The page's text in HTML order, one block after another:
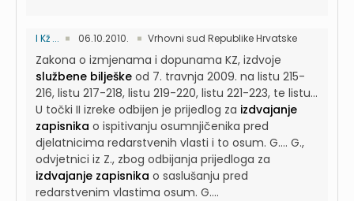
I Kž ... 06.10.2010. Vrhovni sud Republike Hrvatske
Zakona o izmjenama i dopunama KZ, izdvoje
službene bilješke od 7. travnja 2009. na listu 215-
216, listu 217-218, listu 219-220, listu 221-223, te listu...
U točki II izreke odbijen je prijedlog za izdvajanje
zapisnika o ispitivanju osumnjičenika pred
djelatnicima redarstvenih vlasti i to osum. G.... G.,
odvjetnici iz Z., zbog odbijanja prijedloga za
izdvajanje zapisnika o saslušanju pred
redarstvenim vlastima osum. G....